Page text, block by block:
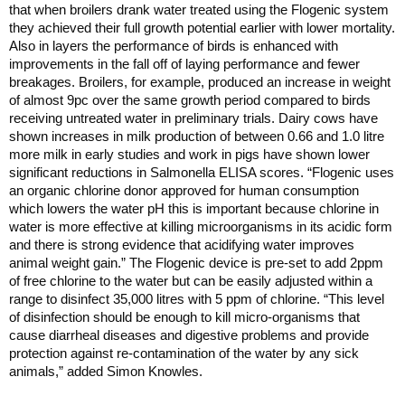
that when broilers drank water treated using the Flogenic system
they achieved their full growth potential earlier with lower mortality.
Also in layers the performance of birds is enhanced with
improvements in the fall off of laying performance and fewer
breakages. Broilers, for example, produced an increase in weight
of almost 9pc over the same growth period compared to birds
receiving untreated water in preliminary trials. Dairy cows have
shown increases in milk production of between 0.66 and 1.0 litre
more milk in early studies and work in pigs have shown lower
significant reductions in Salmonella ELISA scores. “Flogenic uses
an organic chlorine donor approved for human consumption
which lowers the water pH this is important because chlorine in
water is more effective at killing microorganisms in its acidic form
and there is strong evidence that acidifying water improves
animal weight gain.” The Flogenic device is pre-set to add 2ppm
of free chlorine to the water but can be easily adjusted within a
range to disinfect 35,000 litres with 5 ppm of chlorine. “This level
of disinfection should be enough to kill micro-organisms that
cause diarrheal diseases and digestive problems and provide
protection against re-contamination of the water by any sick
animals,” added Simon Knowles.